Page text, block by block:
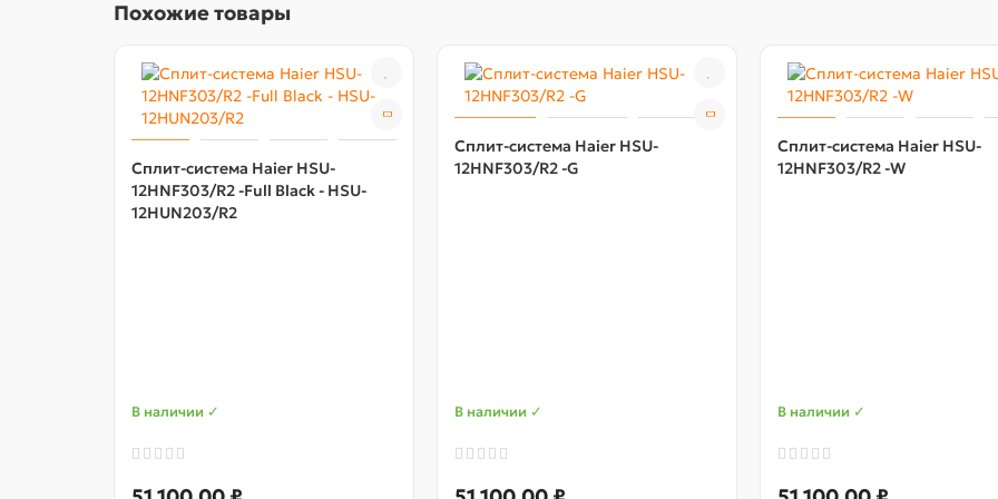
Похожие товары
Сплит-система Haier HSU-
12HNF303/R2 -Full Black - HSU-
12HUN203/R2
В наличии ✓
Сплит-система Haier HSU-
12HNF303/R2 -G
В наличии ✓
Сплит-система Haier HSU-
12HNF303/R2 -W
В наличии ✓